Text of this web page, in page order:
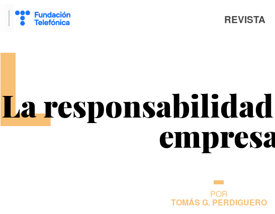
REVISTA
L
La
POR
TOMÁS G. PERDIGUERO